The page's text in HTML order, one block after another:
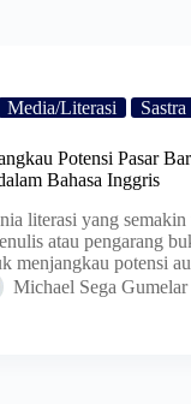
Media/Literasi Sastra
Potensi Pasar
Bahasa Inggris
literasi yang semakin
atau pengarang
menjangkau potensi
Michael Sega Gumelar